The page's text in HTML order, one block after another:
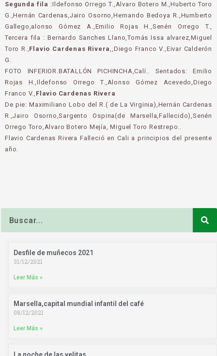
Segunda fila :Ildefonso Orrego T.,Alvaro Botero M.,Huberto Toro
G.,Hernán Cardenas,Jairo Osorno,Hernando Bedoya R.,Humberto
Gallego,alonso Gómez A.,Emilio Rojas H.,Senén Orrego T.,
Tercera fila : Bernardo Sanches Llano,Tomás Issa alvarez,Miguel
Toro R.,Flavio Cardenas Rivera,,Diego Franco V.,Eivar Calderón
G.
FOTO INFERIOR.BATALLÓN PICHINCHA,Calí.. Sentados: Emilio
Rojas H.,Ildefonso Orrego T.,Alonso Gómez Acevedo,Diego
Franco V., Flavio Cardenas Rivera
De pie: Maximiliano Lobo del R.( de La Virginia),Hernán Cardenas
R.,Jairo Osorno,Sargento Ospina(de Marsella,Fallecido),Senén
Orrego Toro,Alvaro Botero Mejía, Miguel Toro Restrepo..
Flavio Cardenas Rivera Falleció en Cali a principios del presente
año.
Desfile de muñecos 2021
31/12/2021
Leer Más »
Marsella,capital mundial infantil del café
08/12/2021
Leer Más »